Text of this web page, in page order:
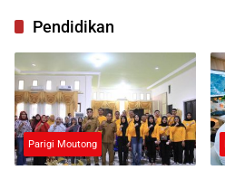
Pendidikan
Parigi Moutong